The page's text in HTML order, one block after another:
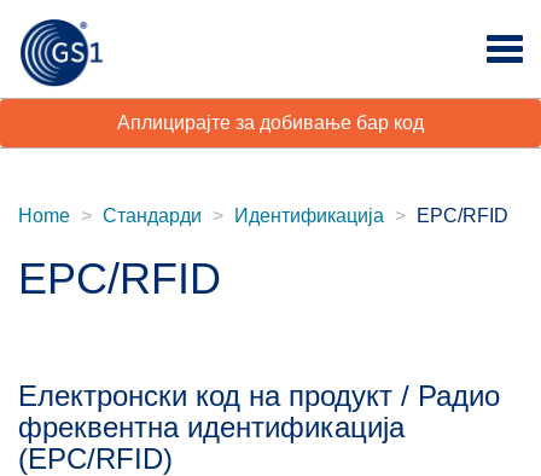
Аплицирајте за добивање бар код
Home Стандарди Идентификација EPC/RFID
EPC/RFID
Електронски код на продукт / Радио
фреквентна идентификација
(EPC/RFID)